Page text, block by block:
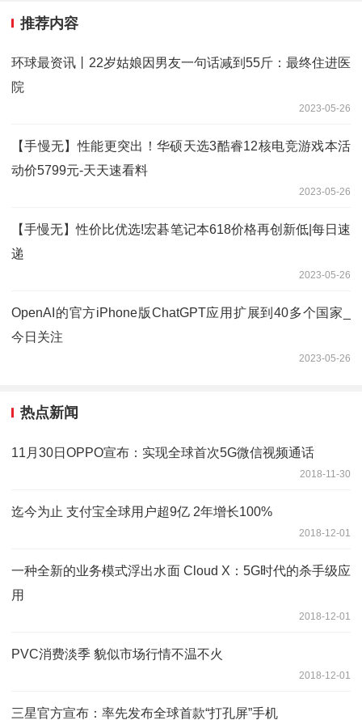
推荐内容
环球最资讯丨22岁姑娘因男友一句话减到55斤：最终住进医
院
2023-05-26
【手慢无】性能更突出！华硕天选3酷睿12核电竞游戏本活
动价5799元-天天速看料
2023-05-26
【手慢无】性价比优选!宏碁笔记本618价格再创新低|每日速
递
2023-05-26
OpenAI的官方iPhone版ChatGPT应用扩展到40多个国家_
今日关注
2023-05-26
热点新闻
11月30日OPPO宣布：实现全球首次5G微信视频通话
2018-11-30
迄今为止 支付宝全球用户超9亿 2年增长100%
2018-12-01
一种全新的业务模式浮出水面 Cloud X：5G时代的杀手级应
用
2018-12-01
PVC消费淡季 貌似市场行情不温不火
2018-12-01
三星官方宣布：率先发布全球首款“打孔屏”手机